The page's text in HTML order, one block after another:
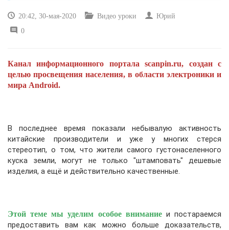
РЕМОНТ И СОВЕТЫ
УЧЕБНИК CSS
20:42, 30-мая-2020 Видео уроки
Юрий
0
Канал информационного портала scanpin.ru, создан с
целью просвещения населения, в области электроники и
мира Android.
В последнее время показали небывалую активность
китайские производители и уже у многих стерся
стереотип, о том, что жители самого густонаселенного
куска земли, могут не только "штамповать" дешевые
изделия, а ещё и действительно качественные.
Этой теме мы уделим особое вниманиеи постараемся
предоставить вам как можно больше доказательств,